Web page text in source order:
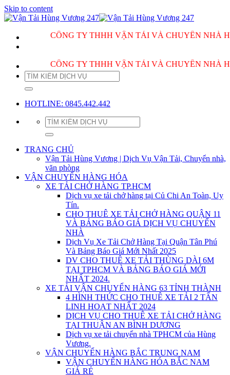
Skip to content
CÔNG TY THHH VẬN TẢI VÀ CHUYỂN NHÀ
CÔNG TY THHH VẬN TẢI VÀ CHUYỂN NHÀ
HOTLINE: 0845.442.442
TRANG CHỦ
Vận Tải Hùng Vương | Dịch Vụ Vận Tải, Chuyển nhà,
văn phòng
VẬN CHUYỂN HÀNG HÓA
XE TẢI CHỞ HÀNG TP.HCM
Dịch vụ xe tải chở hàng tại Củ Chi An Toàn, Uy
Tín.
CHO THUÊ XE TẢI CHỞ HÀNG QUẬN 11
VÀ BẢNG BÁO GIÁ DỊCH VỤ CHUYỂN
NHÀ
Dịch Vụ Xe Tải Chở Hàng Tại Quận Tân Phú
Và Bảng Báo Giá Mới Nhất 2025
DV CHO THUÊ XE TẢI THÙNG DÀI 6M
TẠI TPHCM VÀ BẢNG BÁO GIÁ MỚI
NHẤT 2024.
XE TẢI VẬN CHUYỂN HÀNG 63 TỈNH THÀNH
4 HÌNH THỨC CHO THUÊ XE TẢI 2 TẤN
LINH HOẠT NHẤT 2024
DỊCH VỤ CHO THUÊ XE TẢI CHỞ HÀNG
TẠI THUẬN AN BÌNH DƯƠNG
Dịch vụ xe tải chuyển nhà TPHCM của Hùng
Vương.
VẬN CHUYỂN HÀNG BẮC TRUNG NAM
VẬN CHUYỂN HÀNG HÓA BẮC NAM
GIÁ RẺ